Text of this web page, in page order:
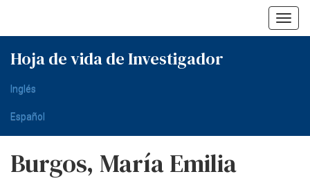
Hoja de vida de Investigador
Inglés
Español
Burgos, María Emilia